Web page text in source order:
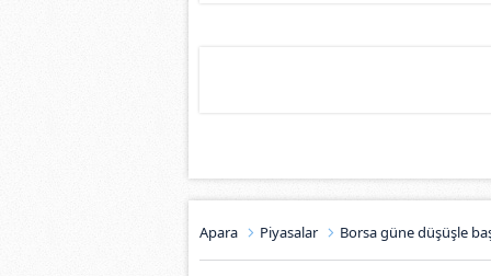
Apara Piyasalar Borsa güne düşüşle